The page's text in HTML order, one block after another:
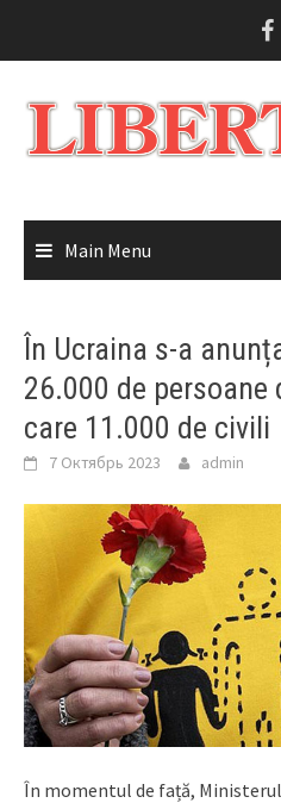
Main Menu
În Ucraina s-a
26.000 de persoane
care 11.000 de civili
7 Октябрь 2023 admin
În momentul de față,